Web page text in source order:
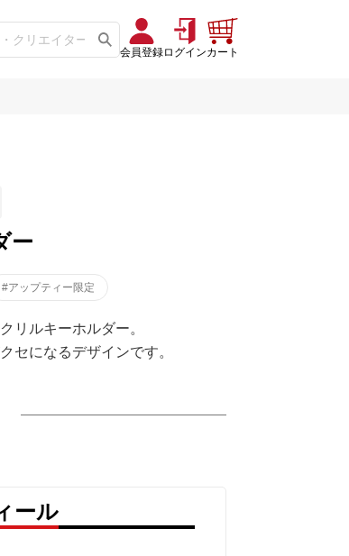
会員登録ログインカート
ー
#アップティー限定
リルキーホルダー。
セになるデザインです。
ール